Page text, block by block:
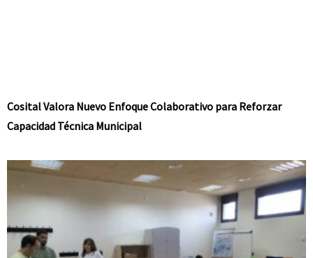
Cosital Valora Nuevo Enfoque Colaborativo para Reforzar
Capacidad Técnica Municipal